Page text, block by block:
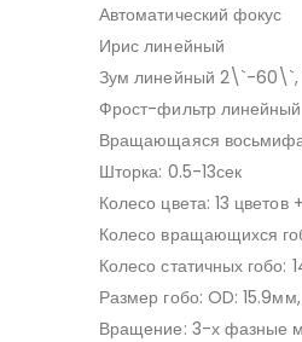
Автоматический фокус
Ирис линейный
Зум линейный 2\`-60\`,
Фрост-фильтр линейный
Вращающаяся
Шторка: 0.5-13сек
Колесо цвета: 13 цветов
Колесо вращающихся
Колесо статичных гобо:
Размер гобо: OD:
Вращение: 3-х фазные